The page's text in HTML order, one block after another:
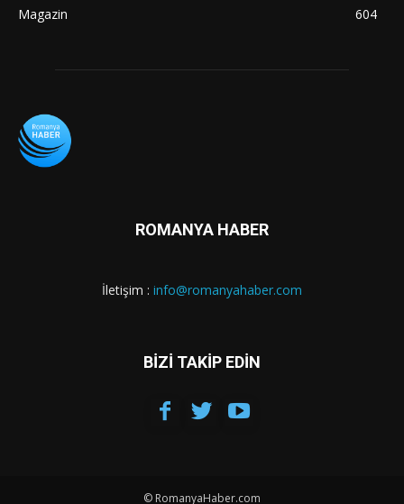
Magazin
604
ROMANYA HABER
İletişim : info@romanyahaber.com
BİZİ TAKİP EDİN
© RomanyaHaber.com